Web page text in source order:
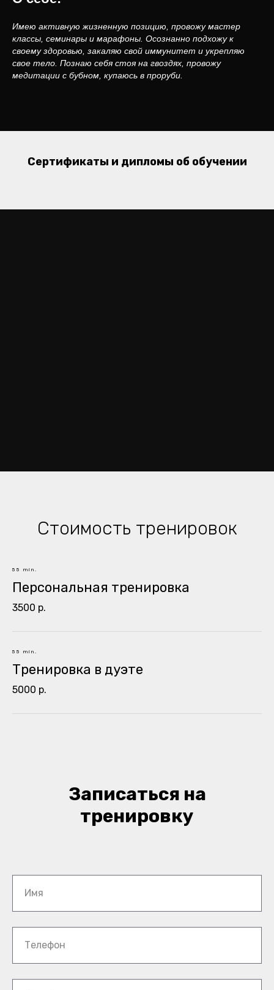
Имею активную жизненную позицию, провожу мастер
классы, семинары и марафоны. Осознанно подхожу к
своему здоровью, закаляю свой иммунитет и укрепляю
свое тело. Познаю себя стоя на гвоздях, провожу
медитации с бубном, купаюсь в проруби.
Сертификаты и дипломы об обучении
Стоимость тренировок
55 min.
Персональная тренировка
3500 р.
55 min.
Тренировка в дуэте
5000 р.
Записаться на
тренировку
Имя
Телефон